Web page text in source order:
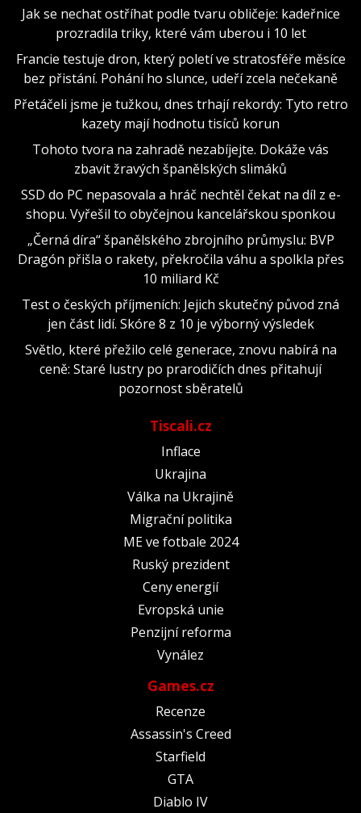
Jak se nechat ostříhat podle tvaru obličeje: kadeřnice
prozradila triky, které vám uberou i 10 let
Francie testuje dron, který poletí ve stratosféře měsíce
bez přistání. Pohání ho slunce, udeří zcela nečekaně
Přetáčeli jsme je tužkou, dnes trhají rekordy: Tyto retro
kazety mají hodnotu tisíců korun
Tohoto tvora na zahradě nezabíjejte. Dokáže vás
zbavit žravých španělských slimáků
SSD do PC nepasovala a hráč nechtěl čekat na díl z e-
shopu. Vyřešil to obyčejnou kancelářskou sponkou
„Černá díra“ španělského zbrojního průmyslu: BVP
Dragón přišla o rakety, překročila váhu a spolkla přes
10 miliard Kč
Test o českých příjmeních: Jejich skutečný původ zná
jen část lidí. Skóre 8 z 10 je výborný výsledek
Světlo, které přežilo celé generace, znovu nabírá na
ceně: Staré lustry po prarodičích dnes přitahují
pozornost sběratelů
Tiscali.cz
Inflace
Ukrajina
Válka na Ukrajině
Migrační politika
ME ve fotbale 2024
Ruský prezident
Ceny energií
Evropská unie
Penzijní reforma
Vynález
Games.cz
Recenze
Assassin's Creed
Starfield
GTA
Diablo IV